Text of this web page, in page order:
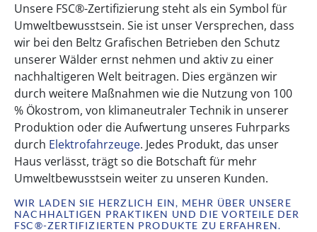
Unsere FSC®-Zertifizierung steht als ein Symbol für
Umweltbewusstsein. Sie ist unser Versprechen, dass
wir bei den Beltz Grafischen Betrieben den Schutz
unserer Wälder ernst nehmen und aktiv zu einer
nachhaltigeren Welt beitragen. Dies ergänzen wir
durch weitere Maßnahmen wie die Nutzung von 100
% Ökostrom, von klimaneutraler Technik in unserer
Produktion oder die Aufwertung unseres Fuhrparks
durch Elektrofahrzeuge. Jedes Produkt, das unser
Haus verlässt, trägt so die Botschaft für mehr
Umweltbewusstsein weiter zu unseren Kunden.
WIR LADEN SIE HERZLICH EIN, MEHR ÜBER UNSERE
NACHHALTIGEN PRAKTIKEN UND DIE VORTEILE DER
FSC®-ZERTIFIZIERTEN PRODUKTE ZU ERFAHREN.